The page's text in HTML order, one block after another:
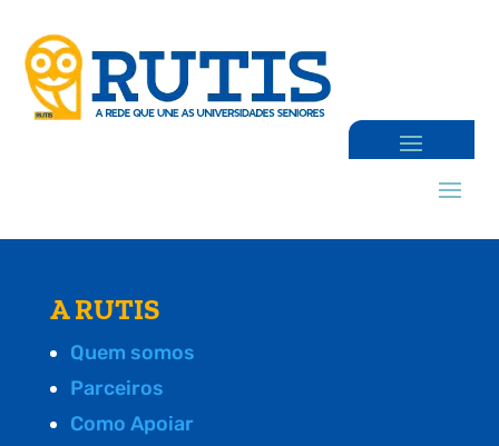
A RUTIS
Quem somos
Parceiros
Como Apoiar